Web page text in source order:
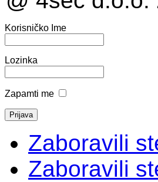
Korisničko Ime
Lozinka
Zapamti me
Zaboravili
Zaboravili